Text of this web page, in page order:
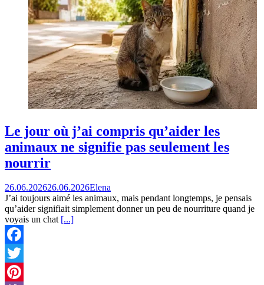
Le jour où j’ai compris qu’aider les
animaux ne signifie pas seulement les
nourrir
26.06.202626.06.2026Elena
J’ai toujours aimé les animaux, mais pendant longtemps, je pensais
qu’aider signifiait simplement donner un peu de nourriture quand je
voyais un chat [...]
Facebook
Twitter